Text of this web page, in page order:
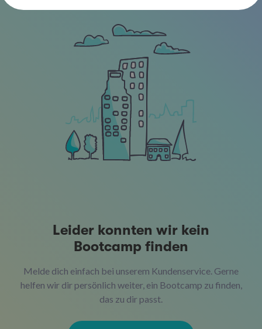
Leider konnten wir kein
Bootcamp finden
Melde dich einfach bei unserem Kundenservice. Gerne
helfen wir dir persönlich weiter, ein Bootcamp zu finden,
das zu dir passt.